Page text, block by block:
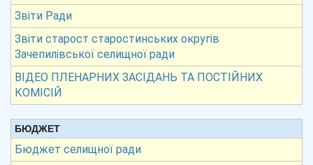
Звіти Ради
Звіти старост старостинських округів
Зачепилівської селищної ради
ВІДЕО ПЛЕНАРНИХ ЗАСІДАНЬ ТА ПОСТІЙНИХ
КОМІСІЙ
БЮДЖЕТ
Бюджет селищної ради